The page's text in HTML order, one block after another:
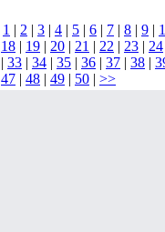
1 | 2 | 3 | 4 | 5 | 6 | 7 | 8 | 9 |
18 | 19 | 20 | 21 | 22 | 23 | 24
| 33 | 34 | 35 | 36 | 37 | 38 |
47 | 48 | 49 | 50 | >>